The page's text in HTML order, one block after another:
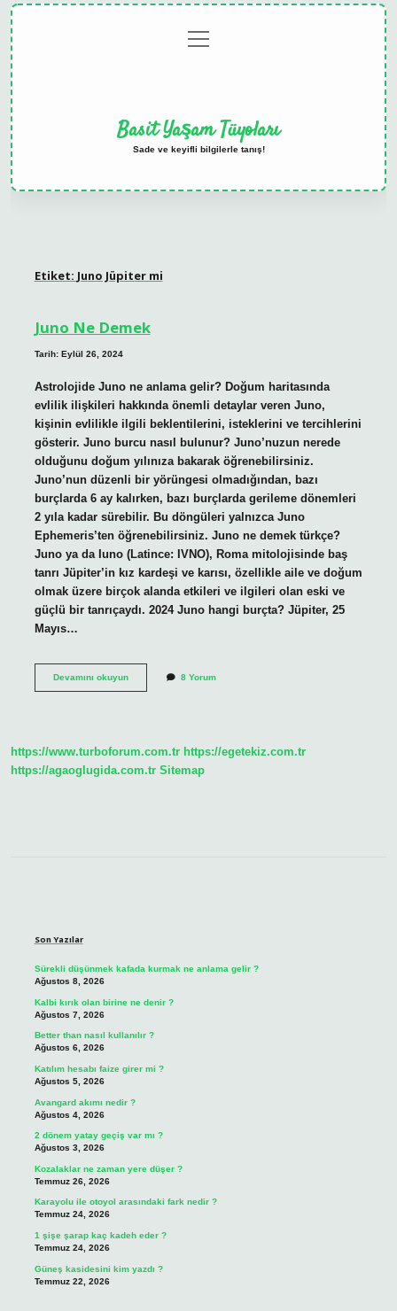
menüyü
aç
Basit Yaşam Tüyoları
Sade ve keyifli bilgilerle tanış!
Etiket: Juno Jüpiter mi
Juno Ne Demek
Tarih: Eylül 26, 2024
Astrolojide Juno ne anlama gelir? Doğum haritasında
evlilik ilişkileri hakkında önemli detaylar veren Juno,
kişinin evlilikle ilgili beklentilerini, isteklerini ve tercihlerini
gösterir. Juno burcu nasıl bulunur? Juno’nuzun nerede
olduğunu doğum yılınıza bakarak öğrenebilirsiniz.
Juno’nun düzenli bir yörüngesi olmadığından, bazı
burçlarda 6 ay kalırken, bazı burçlarda gerileme dönemleri
2 yıla kadar sürebilir. Bu döngüleri yalnızca Juno
Ephemeris’ten öğrenebilirsiniz. Juno ne demek türkçe?
Juno ya da Iuno (Latince: IVNO), Roma mitolojisinde baş
tanrı Jüpiter’in kız kardeşi ve karısı, özellikle aile ve doğum
olmak üzere birçok alanda etkileri ve ilgileri olan eski ve
güçlü bir tanrıçaydı. 2024 Juno hangi burçta? Jüpiter, 25
Mayıs…
Devamını okuyunJuno
8 Yorum
https://www.turboforum.com.tr https://egetekiz.com.tr
https://agaoglugida.com.tr Sitemap
Son Yazılar
Sürekli düşünmek kafada kurmak ne anlama gelir ?
Ağustos 8, 2026
Kalbi kırık olan birine ne denir ?
Ağustos 7, 2026
Better than nasıl kullanılır ?
Ağustos 6, 2026
Katılım hesabı faize girer mi ?
Ağustos 5, 2026
Avangard akımı nedir ?
Ağustos 4, 2026
2 dönem yatay geçiş var mı ?
Ağustos 3, 2026
Kozalaklar ne zaman yere düşer ?
Temmuz 26, 2026
Karayolu ile otoyol arasındaki fark nedir ?
Temmuz 24, 2026
1 şişe şarap kaç kadeh eder ?
Temmuz 24, 2026
Güneş kasidesini kim yazdı ?
Temmuz 22, 2026